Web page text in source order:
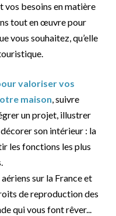
vos besoins en matière
tout en œuvre pour
vous souhaitez, qu’elle
valoriser vos
maison, suivre
un projet, illustrer
son intérieur : la
les fonctions les plus
sur la France et
de reproduction des
qui vous font rêver...